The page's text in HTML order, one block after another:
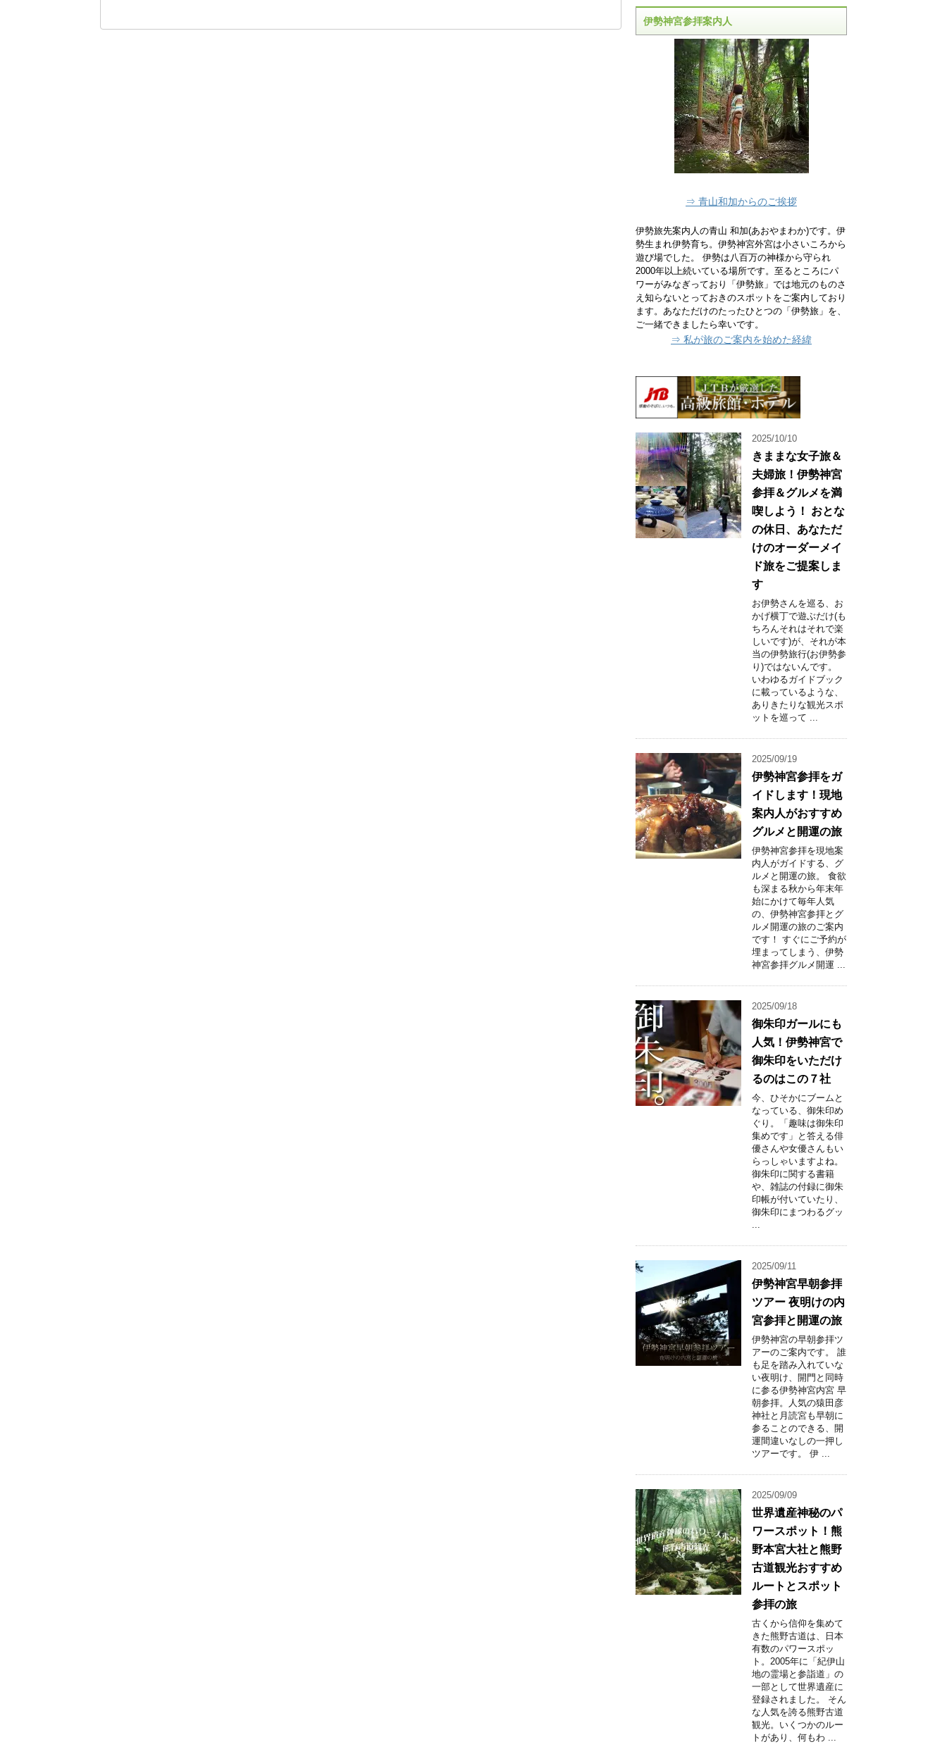
伊勢神宮参拝案内人
⇒ 青山和加からのご挨拶
伊勢旅先案内人の青山 和加(あおやまわか)です。伊
勢生まれ伊勢育ち。伊勢神宮外宮は小さいころから
遊び場でした。 伊勢は八百万の神様から守られ
2000年以上続いている場所です。至るところにパ
ワーがみなぎっており「伊勢旅」では地元のものさ
え知らないとっておきのスポットをご案内しており
ます。あなただけのたったひとつの「伊勢旅」を、
ご一緒できましたら幸いです。
⇒ 私が旅のご案内を始めた経緯
2025/10/10
きままな女子旅＆
夫婦旅！伊勢神宮
参拝＆グルメを満
喫しよう！ おとな
の休日、あなただ
けのオーダーメイ
ド旅をご提案しま
す
お伊勢さんを巡る、お
かげ横丁で遊ぶだけ(も
ちろんそれはそれで楽
しいです)が、それが本
当の伊勢旅行(お伊勢参
り)ではないんです。
いわゆるガイドブック
に載っているような、
ありきたりな観光スポ
ットを巡って ...
2025/09/19
伊勢神宮参拝をガ
イドします！現地
案内人がおすすめ
グルメと開運の旅
伊勢神宮参拝を現地案
内人がガイドする、グ
ルメと開運の旅。 食欲
も深まる秋から年末年
始にかけて毎年人気
の、伊勢神宮参拝とグ
ルメ開運の旅のご案内
です！ すぐにご予約が
埋まってしまう、伊勢
神宮参拝グルメ開運 ...
2025/09/18
御朱印ガールにも
人気！伊勢神宮で
御朱印をいただけ
るのはこの７社
今、ひそかにブームと
なっている、御朱印め
ぐり。「趣味は御朱印
集めです」と答える俳
優さんや女優さんもい
らっしゃいますよね。
御朱印に関する書籍
や、雑誌の付録に御朱
印帳が付いていたり、
御朱印にまつわるグッ
...
2025/09/11
伊勢神宮早朝参拝
ツアー 夜明けの内
宮参拝と開運の旅
伊勢神宮の早朝参拝ツ
アーのご案内です。 誰
も足を踏み入れていな
い夜明け、開門と同時
に参る伊勢神宮内宮 早
朝参拝。人気の猿田彦
神社と月読宮も早朝に
参ることのできる、開
運間違いなしの一押し
ツアーです。 伊 ...
2025/09/09
世界遺産神秘のパ
ワースポット！熊
野本宮大社と熊野
古道観光おすすめ
ルートとスポット
参拝の旅
古くから信仰を集めて
きた熊野古道は、日本
有数のパワースポッ
ト。2005年に「紀伊山
地の霊場と参詣道」の
一部として世界遺産に
登録されました。 そん
な人気を誇る熊野古道
観光。いくつかのルー
トがあり、何もわ ...